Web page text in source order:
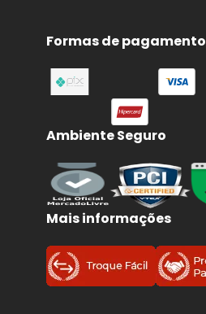
Formas de pagamento
Ambiente Seguro
Mais informações